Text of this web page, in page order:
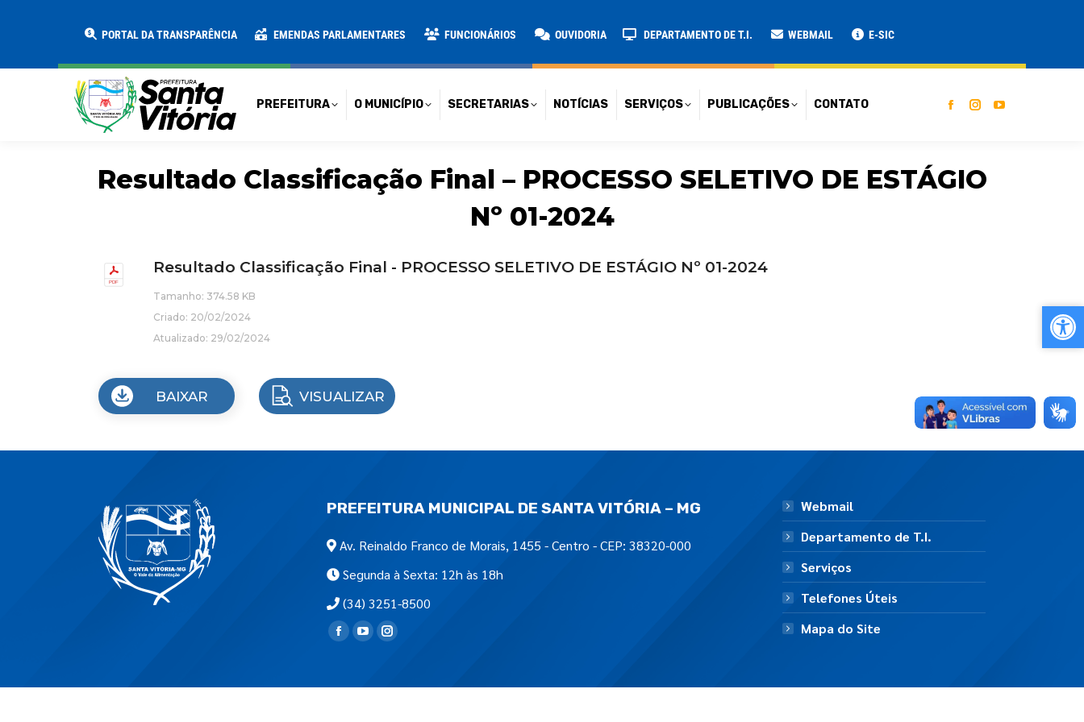
PORTAL DA TRANSPARÊNCIA EMENDAS PARLAMENTARES FUNCIONÁRIOS OUVIDORIA DEPARTAMENTO DE T.I. WEBMAIL E-SIC
PREFEITURA O MUNICÍPIO SECRETARIAS NOTÍCIAS SERVIÇOS PUBLICAÇÕES CONTATO
Resultado Classificação Final – PROCESSO SELETIVO DE ESTÁGIO
Nº 01-2024
Resultado Classificação Final - PROCESSO SELETIVO DE ESTÁGIO Nº 01-2024
Tamanho: 374.58 KB
Criado: 20/02/2024
Atualizado: 29/02/2024
BAIXAR VISUALIZAR
PREFEITURA MUNICIPAL DE SANTA VITÓRIA – MG
Av. Reinaldo Franco de Morais, 1455 - Centro - CEP: 38320-000
Segunda à Sexta: 12h às 18h
(34) 3251-8500
Encontre-nos em:
Webmail
Departamento de T.I.
Serviços
Telefones Úteis
Mapa do Site